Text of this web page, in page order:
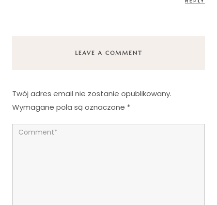
LEAVE A COMMENT
Twój adres email nie zostanie opublikowany.
Wymagane pola są oznaczone *